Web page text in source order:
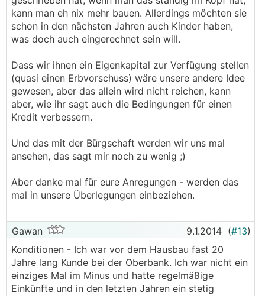
kann man eh nix mehr bauen. Allerdings möchten sie
schon in den nächsten Jahren auch Kinder haben,
was doch auch eingerechnet sein will.
Dass wir ihnen ein Eigenkapital zur Verfügung stellen
(quasi einen Erbvorschuss) wäre unsere andere Idee
gewesen, aber das allein wird nicht reichen, kann
aber, wie ihr sagt auch die Bedingungen für einen
Kredit verbessern.
Und das mit der Bürgschaft werden wir uns mal
ansehen, das sagt mir noch zu wenig ;)
Aber danke mal für eure Anregungen - werden das
mal in unsere Überlegungen einbeziehen.
Gawan 9.1.2014 (#13)
Konditionen - Ich war vor dem Hausbau fast 20
Jahre lang Kunde bei der Oberbank. Ich war nicht ein
einziges Mal im Minus und hatte regelmäßige
Einkünfte und in den letzten Jahren ein stetig